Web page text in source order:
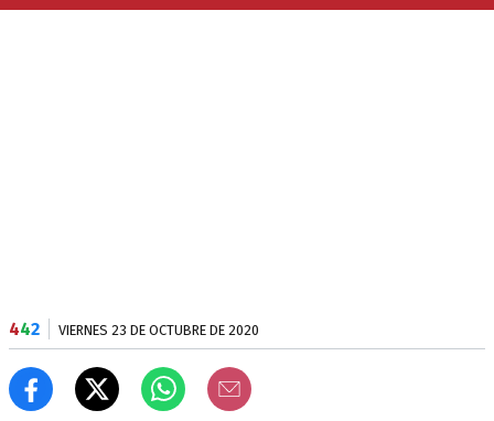
442 VIERNES 23 DE OCTUBRE DE 2020